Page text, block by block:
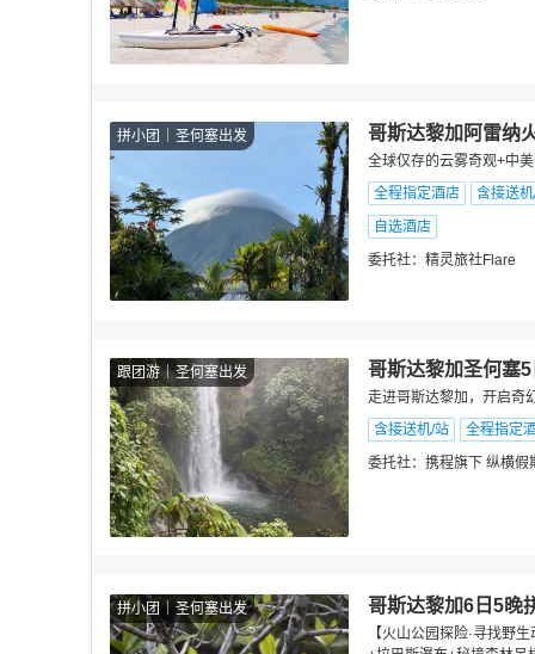
拼小团 圣何塞出发 哥斯达黎加阿雷纳
全球仅存的云雾奇观+中
全程指定酒店
含接送
自选酒店
委托社： 精灵旅社Flare
跟团游 圣何塞出发 哥斯达黎加圣何塞
走进哥斯达黎加，开启奇
含接送机/站
全程指定
委托社： 携程旗下 纵横假
拼小团 圣何塞出发 哥斯达黎加6日5晚
【火山公园探险·寻找野